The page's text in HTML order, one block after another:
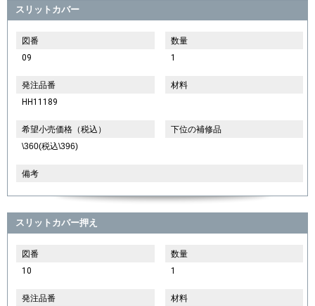
スリットカバー
図番
09
数量
1
発注品番
HH11189
材料
希望小売価格（税込）
\360(税込\396)
下位の補修品
備考
スリットカバー押え
図番
10
数量
1
発注品番
材料